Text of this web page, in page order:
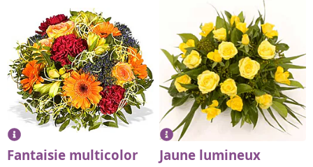
Fantaisie multicolor Jaune lumineux